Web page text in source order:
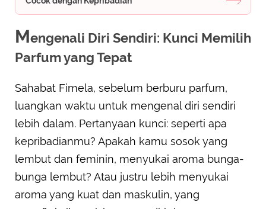
Mengenali Diri Sendiri: Kunci Memilih
Parfum yang Tepat
Sahabat Fimela, sebelum berburu parfum,
luangkan waktu untuk mengenal diri sendiri
lebih dalam. Pertanyaan kunci: seperti apa
kepribadianmu? Apakah kamu sosok yang
lembut dan feminin, menyukai aroma bunga-
bunga lembut? Atau justru lebih menyukai
aroma yang kuat dan maskulin, yang